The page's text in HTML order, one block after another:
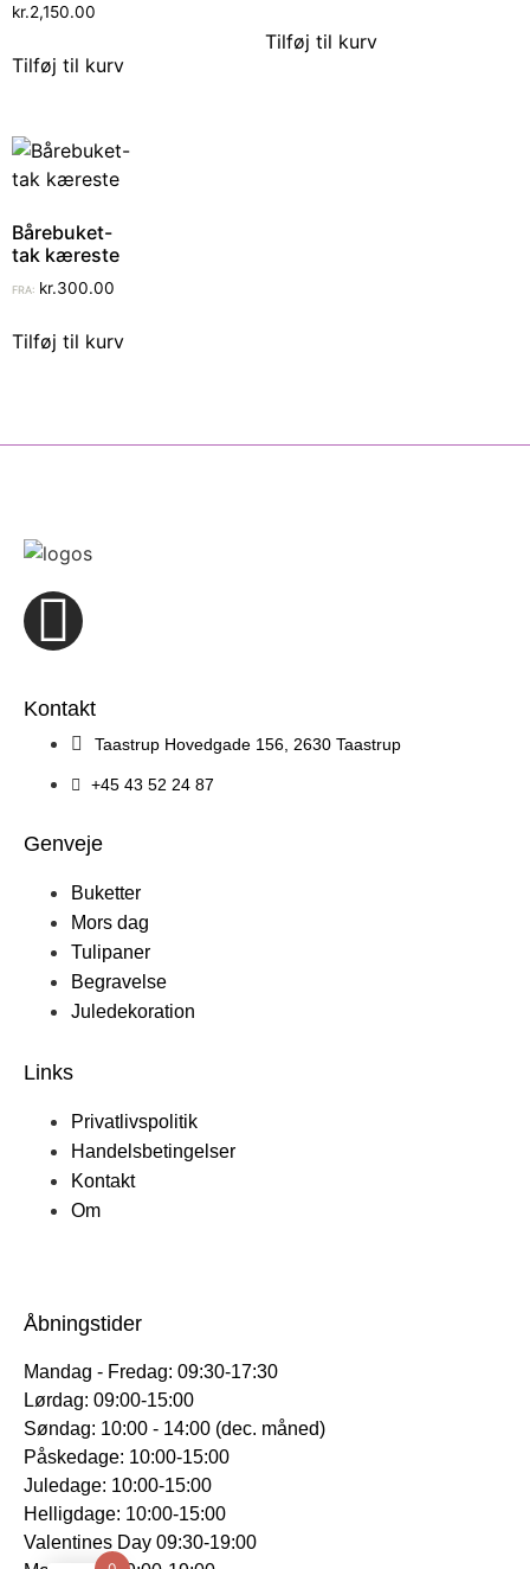
kr.2,150.00
Tilføj til kurv
Tilføj til kurv
Bårebuket-
tak kæreste
FRA: kr.300.00
Tilføj til kurv
Kontakt
Taastrup Hovedgade 156, 2630 Taastrup
+45 43 52 24 87
Genveje
Buketter
Mors dag
Tulipaner
Begravelse
Juledekoration
Links
Privatlivspolitik
Handelsbetingelser
Kontakt
Om
Åbningstider
Mandag - Fredag: 09:30-17:30
Lørdag: 09:00-15:00
Søndag: 10:00 - 14:00 (dec. måned)
Påskedage: 10:00-15:00
Juledage: 10:00-15:00
Helligdage: 10:00-15:00
Valentines Day 09:30-19:00